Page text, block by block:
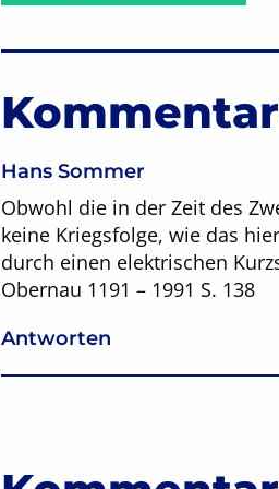
Hans Sommer
Obwohl die in der Zeit des
keine Kriegsfolge, wie das
durch einen elektrischen
Obernau 1191 – 1991 S. 138
Antworten